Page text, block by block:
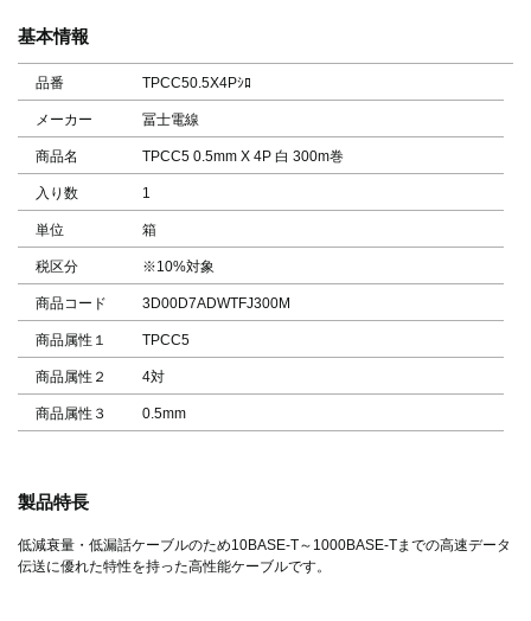
基本情報
品番 TPCC50.5X4Pｼﾛ
メーカー 冨士電線
商品名 TPCC5 0.5mm X 4P 白 300m巻
入り数 1
単位 箱
税区分 ※10%対象
商品コード 3D00D7ADWTFJ300M
商品属性１ TPCC5
商品属性２ 4対
商品属性３ 0.5mm
製品特長
低減衰量・低漏話ケーブルのため10BASE-T～1000BASE-Tまでの高速データ
伝送に優れた特性を持った高性能ケーブルです。